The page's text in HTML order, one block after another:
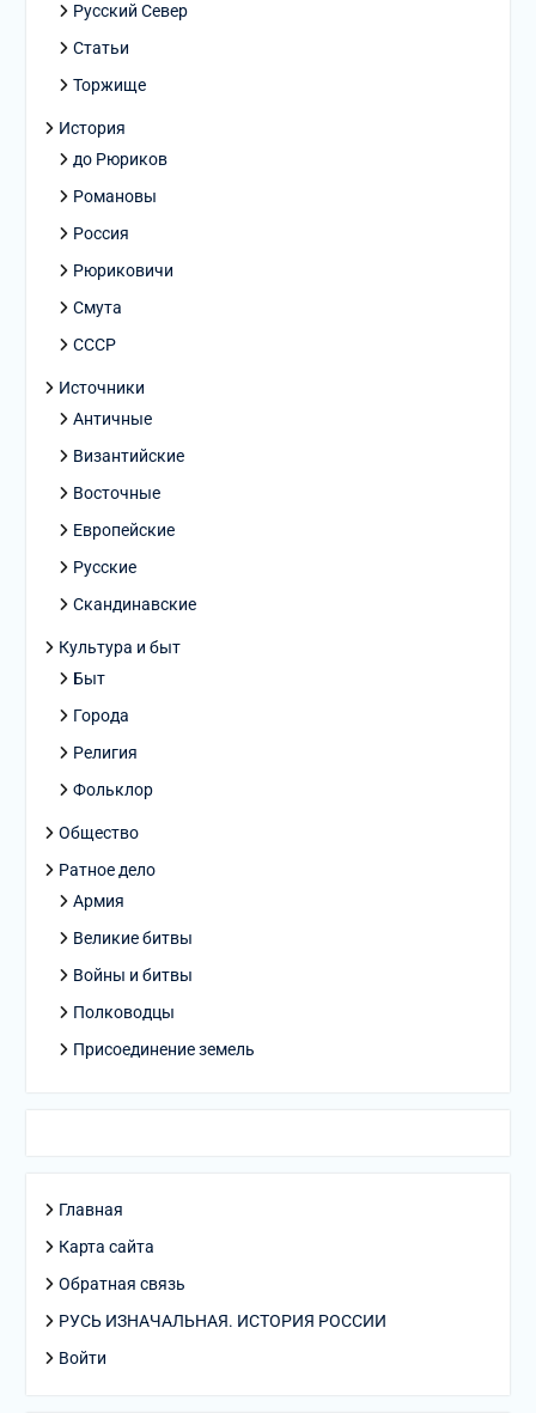
Русский Север
Статьи
Торжище
История
до Рюриков
Романовы
Россия
Рюриковичи
Смута
СССР
Источники
Античные
Византийские
Восточные
Европейские
Русские
Скандинавские
Культура и быт
Быт
Города
Религия
Фольклор
Общество
Ратное дело
Армия
Великие битвы
Войны и битвы
Полководцы
Присоединение земель
Главная
Карта сайта
Обратная связь
РУСЬ ИЗНАЧАЛЬНАЯ. ИСТОРИЯ РОССИИ
Войти